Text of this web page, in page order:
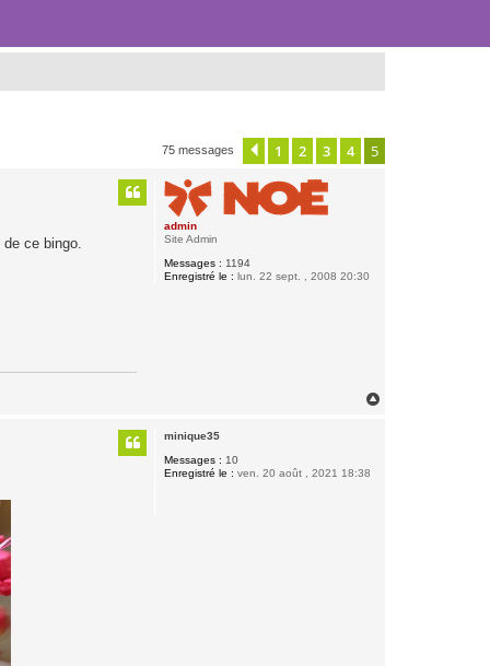
75 messages Précédente
1 2 3 4 5
admin
Site Admin
Messages : 1194
Enregistré le : lun. 22 sept. , 2008 20:30
ce bingo.
minique35
Messages : 10
Enregistré le : ven. 20 août , 2021 18:38